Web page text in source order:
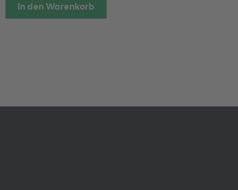
In den Warenkorb